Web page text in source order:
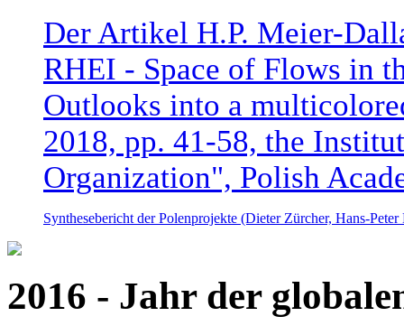
Der Artikel H.P. Meier-
RHEI - Space of Flows in
Outlooks into a
2018, pp. 41-58, the
Organization", Polish
Synthesebericht der Polenprojekte (Dieter Zürcher, Hans-
2016 - Jahr der